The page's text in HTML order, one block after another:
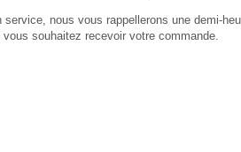
nous vous rappellerons une demi-
souhaitez recevoir votre commande.